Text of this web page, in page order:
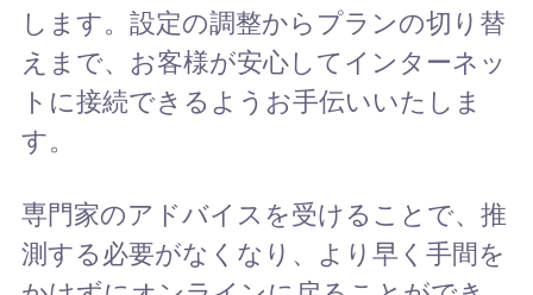
します。設定の調整からプランの切り替
えまで、お客様が安心してインターネッ
トに接続できるようお手伝いいたしま
す。
専門家のアドバイスを受けることで、推
測する必要がなくなり、より早く手間を